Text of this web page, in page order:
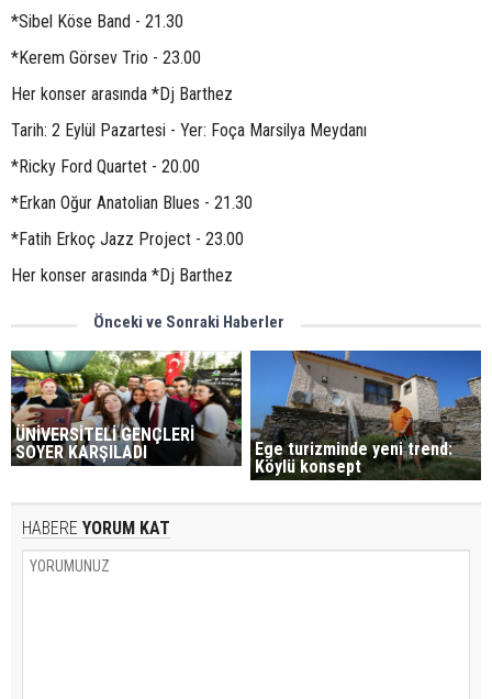
*Sibel Köse Band - 21.30
*Kerem Görsev Trio - 23.00
Her konser arasında *Dj Barthez
Tarih: 2 Eylül Pazartesi - Yer: Foça Marsilya Meydanı
*Ricky Ford Quartet - 20.00
*Erkan Oğur Anatolian Blues - 21.30
*Fatih Erkoç Jazz Project - 23.00
Her konser arasında *Dj Barthez
Önceki ve Sonraki Haberler
ÜNİVERSİTELİ GENÇLERİ
SOYER KARŞILADI
Ege turizminde yeni trend:
Köylü konsept
HABERE YORUM KAT